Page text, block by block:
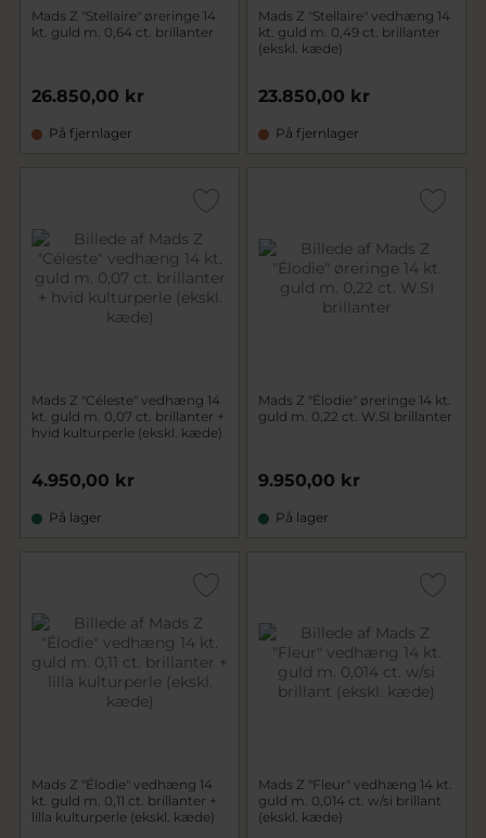
Mads Z "Stellaire" øreringe 14
kt. guld m. 0,64 ct. brillanter
26.850,00 kr
På fjernlager
Mads Z "Stellaire" vedhæng 14
kt. guld m. 0,49 ct. brillanter
(ekskl. kæde)
23.850,00 kr
På fjernlager
Mads Z "Céleste" vedhæng 14
kt. guld m. 0,07 ct. brillanter +
hvid kulturperle (ekskl. kæde)
4.950,00 kr
På lager
Mads Z "Élodie" øreringe 14 kt.
guld m. 0,22 ct. W.SI brillanter
9.950,00 kr
På lager
Mads Z "Élodie" vedhæng 14
kt. guld m. 0,11 ct. brillanter +
lilla kulturperle (ekskl. kæde)
Mads Z "Fleur" vedhæng 14 kt.
guld m. 0,014 ct. w/si brillant
(ekskl. kæde)